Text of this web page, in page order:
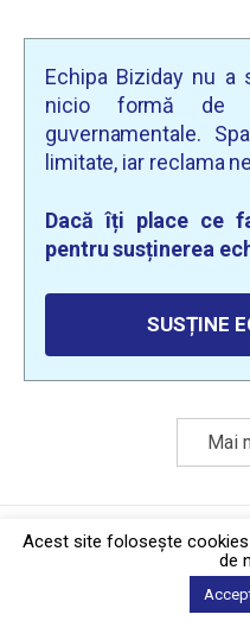
Echipa Biziday nu
nicio formă de
guvernamentale.
limitate, iar reclama
Dacă îți place ce
pentru susținerea
SUSȚINE
Mai
Politica de
Acest site foloseşte
de